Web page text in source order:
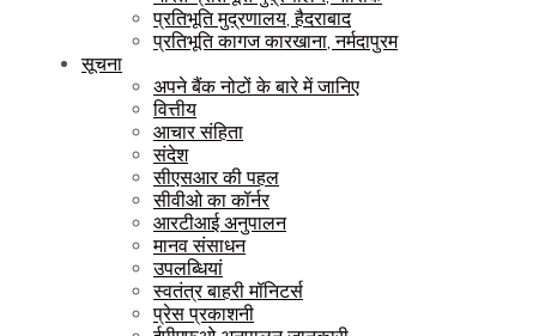
प्रतिभूति मुद्रणालय, हैदराबाद
प्रतिभूति कागज कारखाना, नर्मदापुरम
सूचना
अपने बैंक नोटों के बारे में जानिए
वित्तीय
आचार संहिता
संदेश
सीएसआर की पहल
सीवीओ का कॉर्नर
आरटीआई अनुपालन
मानव संसाधन
उपलब्धियां
स्वतंत्र बाहरी मॉनिटर्स
प्रेस प्रकाशनी